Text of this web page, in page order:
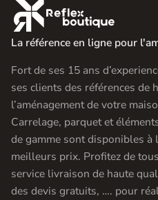

La référence en ligne pour
Fort de ses 15 ans
ses clients des références de
l’aménagement de votre
Carrelage, parquet et
de gamme sont disponibles à
meilleurs prix. Profitez de
service livraison de haute
des devis gratuits, …. pour